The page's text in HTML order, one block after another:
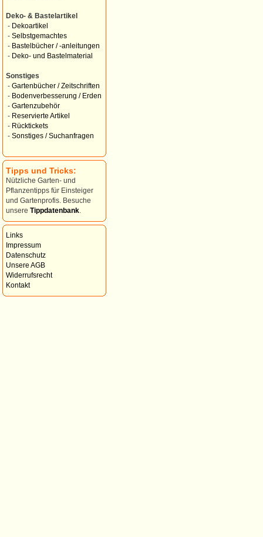
Deko- & Bastelartikel
- Dekoartikel
- Selbstgemachtes
- Bastelbücher / -anleitungen
- Deko- und Bastelmaterial
Sonstiges
- Gartenbücher / Zeitschriften
- Bodenverbesserung / Erden
- Gartenzubehör
- Reservierte Artikel
- Rücktickets
- Sonstiges / Suchanfragen
Tipps und Tricks:
Nützliche Garten- und
Pflanzentipps für Einsteiger
und Gartenprofis. Besuche
unsere Tippdatenbank
Links
Impressum
Datenschutz
Unsere AGB
Widerrufsrecht
Kontakt